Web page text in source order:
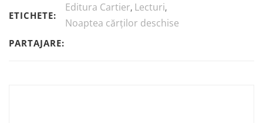
ETICHETE:
Editura Cartier, Lecturi,
Noaptea cărților deschise
PARTAJARE: